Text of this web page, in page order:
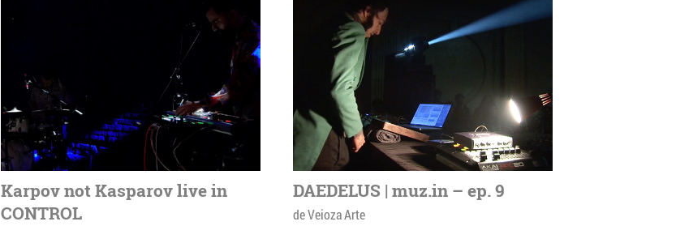
Karpov not Kasparov live in
CONTROL
DAEDELUS | muz.in – ep. 9
de Veioza Arte